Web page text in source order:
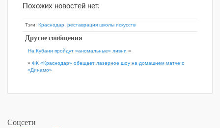
Похожих новостей нет.
Тэги: Краснодар реставрация школы искусств
Другие сообщения
На Кубани пройдут «аномальные» ливни «
» ФК «Краснодар» обещает лазерное шоу на домашнем матче с
«Динамо»
Соцсети